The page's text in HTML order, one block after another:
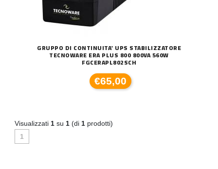
GRUPPO DI CONTINUITA' UPS STABILIZZATORE
TECNOWARE ERA PLUS 800 800VA 560W
FGCERAPL802SCH
€65,00
Visualizzati 1 su 1 (di 1 prodotti)
1